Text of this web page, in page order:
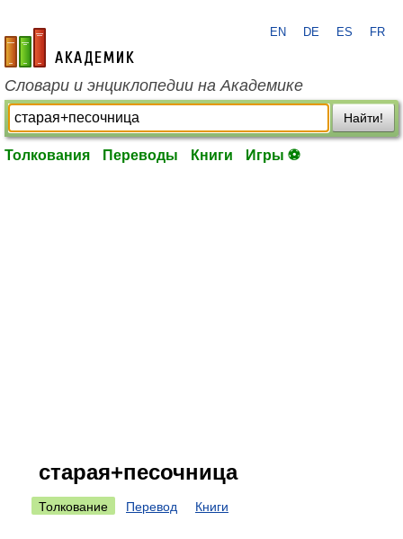
academic.ru
EN DE ES FR
Словари и энциклопедии на Академике
Найти!
Толкования Переводы Книги Игры ⚽
старая+песочница
Толкование Перевод Книги